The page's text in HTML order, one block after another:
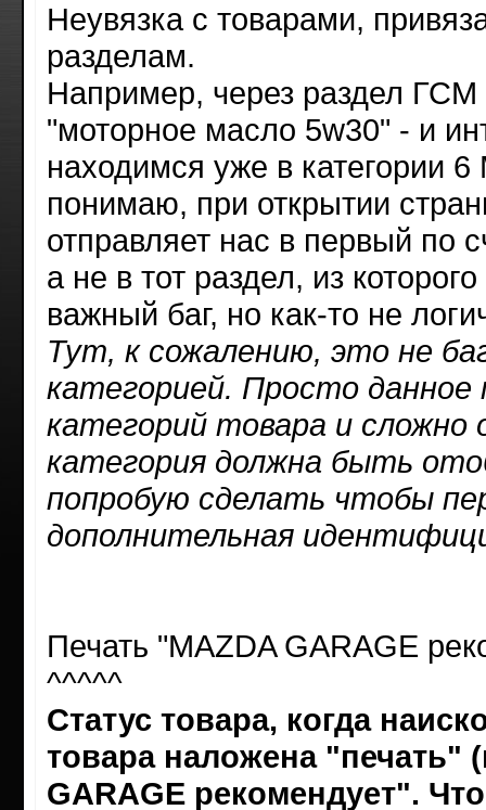
Неувязка с товарами,
разделам.
Например, через раздел ГСМ
"моторное масло 5w30" - и
находимся уже в категории
понимаю, при открытии
отправляет нас в первый по
а не в тот раздел, из
важный баг, но как-то не
Тут, к сожалению, это не
категорией. Просто данное
категорий товара и сложно
категория должна быть
попробую сделать чтобы
дополнительная
Печать "MAZDA GARAGE
^^^^^
Статус товара, когда
товара наложена "печать"
GARAGE рекомендует".